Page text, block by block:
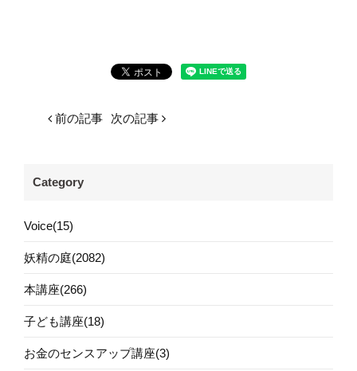
前の記事 次の記事
Category
Voice(15)
妖精の庭(2082)
本講座(266)
子ども講座(18)
お金のセンスアップ講座(3)